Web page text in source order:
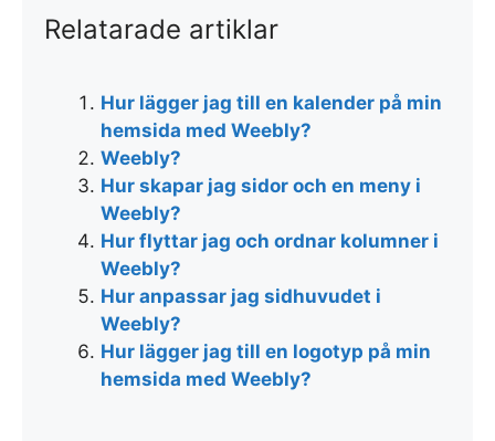
Relatarade artiklar
Hur lägger jag till en kalender på min
hemsida med Weebly?
Weebly?
Hur skapar jag sidor och en meny i
Weebly?
Hur flyttar jag och ordnar kolumner i
Weebly?
Hur anpassar jag sidhuvudet i
Weebly?
Hur lägger jag till en logotyp på min
hemsida med Weebly?